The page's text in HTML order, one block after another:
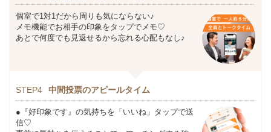
個室で1対1だから周りも気にならない♪
メモ機能でお相手の印象をタップでメモ♡
あとで何度でも見返せるから忘れる心配もなし♪
STEP4 中間投票のアピールタイム
●『好印象です』の気持ちを「いいね」タップで送
信♡